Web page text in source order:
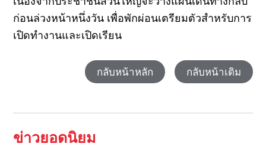
ก่อนล่วงหน้าหนึ่งวัน เพื่อพักผ่อนเตรียมตัวสำหรับการ
เปิดทำงานและเปิดเรียน
กลับหน้าหลัก กลับหน้าเดิม
ข่าวยอดนิยม